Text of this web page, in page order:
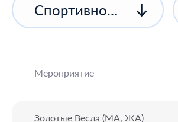
Спортивное соревнование спортивной организации
Мероприятие
Золотые Весла (МА, ЖА)